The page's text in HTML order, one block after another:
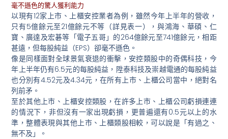
毫不遜色的驚人獲利能力
以現有12家上市、上櫃安控業者為例，雖然今年上半年的營收，
只有5億餘元至21億餘元不等（詳見表一），與鴻海、華碩、仁
寶、廣達及宏碁等「電子五哥」的264億餘元至741億餘元，相距
甚遠，但每股純益（EPS）卻毫不遜色。
像是同樣面對全球景氣衰退的衝擊，安控類股中的奇偶科技，今
年上半年仍有6.5元的每股純益，陞泰科技及崇越電通的每股純益
也分別有4.52元及4.34元，在所有上市、上櫃公司當中，絕對名
列前矛。
至於其他上市、上櫃安控類股，在許多上市、上櫃公司虧損連連
的情況下，非但沒有一家出現虧損，更普遍還有0.5元以上的水
準，整體表現與其他上市、上櫃類股相較，可以說是「有過之、
無不及」。